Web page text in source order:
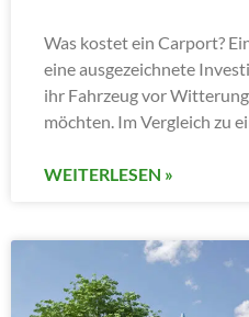
Was kostet ein Carport?
eine ausgezeichnete
ihr Fahrzeug vor
möchten. Im Vergleich zu
WEITERLESEN »